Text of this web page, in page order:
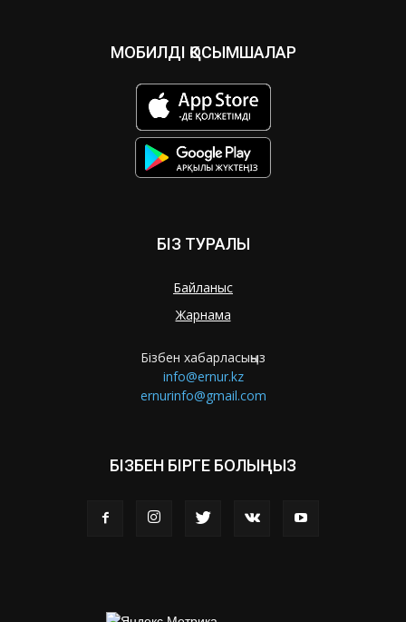
МОБИЛДІ ҚОСЫМШАЛАР
БІЗ ТУРАЛЫ
Байланыс
Жарнама
Бізбен хабарласыңыз
info@ernur.kz
ernurinfo@gmail.com
БІЗБЕН БІРГЕ БОЛЫҢЫЗ